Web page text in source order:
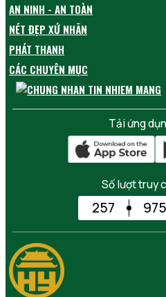
AN NINH - AN TOÀN
NÉT ĐẸP XỨ NHÃN
PHÁT THANH
CÁC CHUYÊN MỤC
Tải ứng
Số lượt truy
257 975